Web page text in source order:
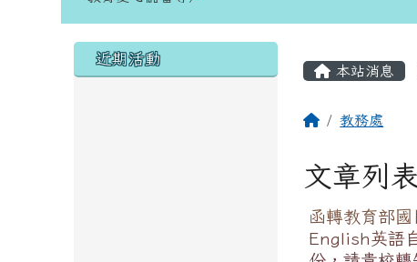
左邊區域內容
近期活動 主內容
本站消息
回首頁教務處
文章列表
函轉教育部
English英語
頁尾區域